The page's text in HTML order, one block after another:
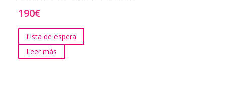
190€
Lista de espera
Leer más